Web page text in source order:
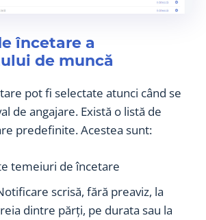
încetare a
de muncă
pot fi selectate atunci când se
de angajare. Există o listă de
predefinite. Acestea sunt:
temeiuri de încetare
scrisă, fără preaviz, la
dintre părţi, pe durata sau la